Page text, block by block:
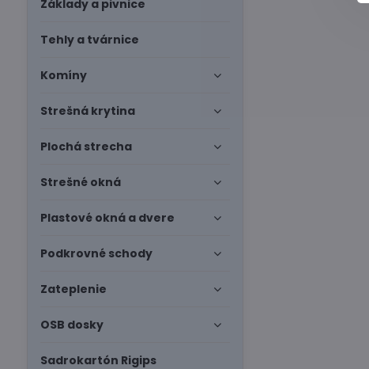
Základy a pivnice
Tehly a tvárnice
Komíny
Strešná krytina
Plochá strecha
Strešné okná
Plastové okná a dvere
Podkrovné schody
Zateplenie
OSB dosky
Sadrokartón Rigips